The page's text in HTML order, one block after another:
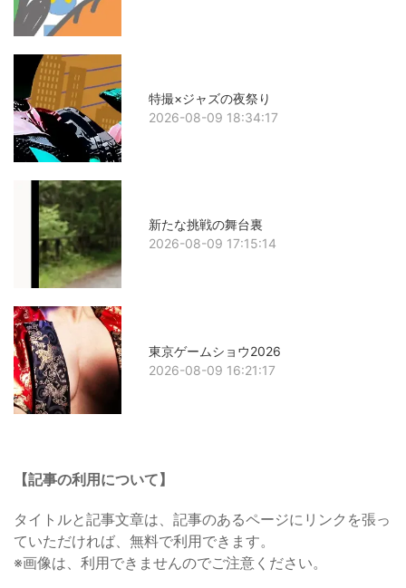
特撮×ジャズの夜祭り
2026-08-09 18:34:17
新たな挑戦の舞台裏
2026-08-09 17:15:14
東京ゲームショウ2026
2026-08-09 16:21:17
【記事の利用について】
タイトルと記事文章は、記事のあるページにリンクを張っ
ていただければ、無料で利用できます。
※画像は、利用できませんのでご注意ください。